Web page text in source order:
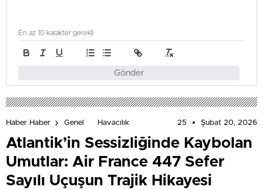
Gönder
En az 10 karakter gerekli
Haber Haber Genel Havacılık 25 Şubat 20, 2026
Atlantik’in Sessizliğinde Kaybolan
Umutlar: Air France 447 Sefer
Sayılı Uçuşun Trajik Hikayesi